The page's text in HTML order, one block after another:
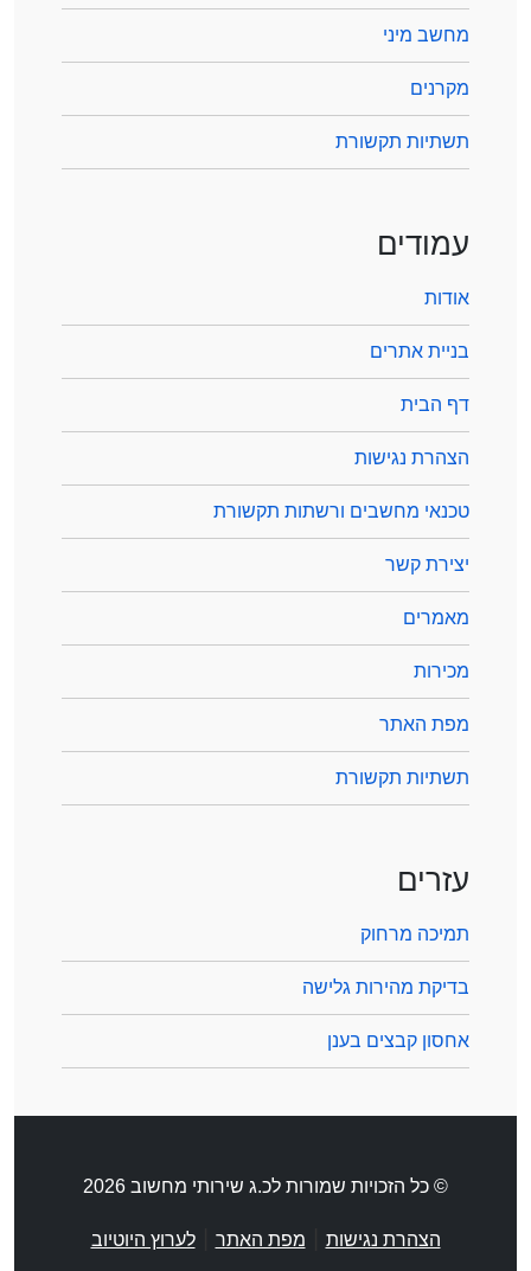
מחשב מיני
מקרנים
תשתיות תקשורת
עמודים
אודות
בניית אתרים
דף הבית
הצהרת נגישות
טכנאי מחשבים ורשתות תקשורת
יצירת קשר
מאמרים
מכירות
מפת האתר
תשתיות תקשורת
עזרים
תמיכה מרחוק
בדיקת מהירות גלישה
אחסון קבצים בענן
© כל הזכויות שמורות לכ.ג שירותי מחשוב 2026
הצהרת נגישות מפת האתר |לערוץ היוטיוב